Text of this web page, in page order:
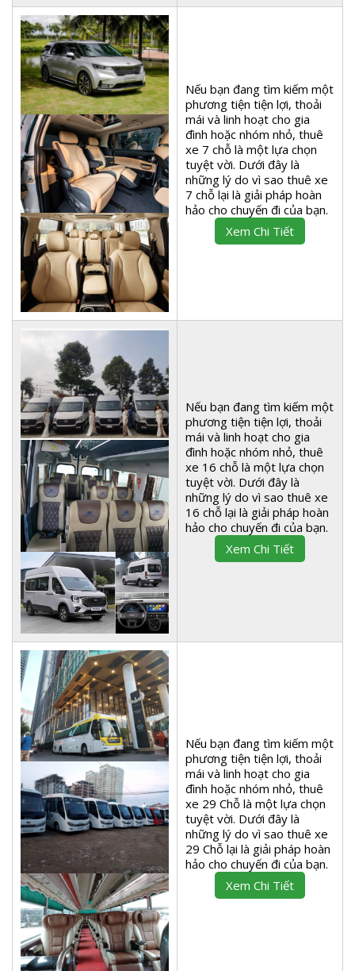
Nếu bạn đang tìm kiếm một
phương tiện tiện lợi, thoải
mái và linh hoạt cho gia
đình hoặc nhóm nhỏ, thuê
xe 7 chỗ là một lựa chọn
tuyệt vời. Dưới đây là
những lý do vì sao thuê xe
7 chỗ lại là giải pháp hoàn
hảo cho chuyến đi của bạn.
Xem Chi Tiết
Nếu bạn đang tìm kiếm một
phương tiện tiện lợi, thoải
mái và linh hoạt cho gia
đình hoặc nhóm nhỏ, thuê
xe 16 chỗ là một lựa chọn
tuyệt vời. Dưới đây là
những lý do vì sao thuê xe
16 chỗ lại là giải pháp hoàn
hảo cho chuyến đi của bạn.
Xem Chi Tiết
Nếu bạn đang tìm kiếm một
phương tiện tiện lợi, thoải
mái và linh hoạt cho gia
đình hoặc nhóm nhỏ, thuê
xe 29 Chỗ là một lựa chọn
tuyệt vời. Dưới đây là
những lý do vì sao thuê xe
29 Chỗ lại là giải pháp hoàn
hảo cho chuyến đi của bạn.
Xem Chi Tiết